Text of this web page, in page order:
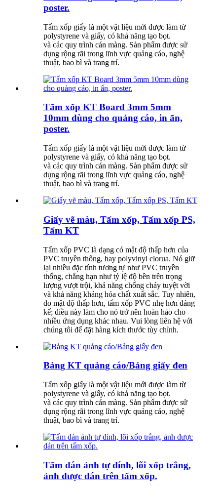
poster.
Tấm xốp giấy là một vật liệu mới được làm từ
polystyrene và giấy, có khả năng tạo bọt.
và các quy trình cán màng. Sản phẩm được sử
dụng rộng rãi trong lĩnh vực quảng cáo, nghệ
thuật, bao bì và trang trí.
Tấm xốp KT Board 3mm 5mm
10mm dùng cho quảng cáo, in ấn,
poster.
Tấm xốp giấy là một vật liệu mới được làm từ
polystyrene và giấy, có khả năng tạo bọt.
và các quy trình cán màng. Sản phẩm được sử
dụng rộng rãi trong lĩnh vực quảng cáo, nghệ
thuật, bao bì và trang trí.
Giấy vẽ màu, Tấm xốp, Tấm xốp PS,
Tấm KT
Tấm xốp PVC là dạng có mật độ thấp hơn của
PVC truyền thống, hay polyvinyl clorua. Nó giữ
lại nhiều đặc tính tương tự như PVC truyền
thống, chẳng hạn như tỷ lệ độ bền trên trọng
lượng vượt trội, khả năng chống cháy tuyệt vời
và khả năng kháng hóa chất xuất sắc. Tuy nhiên,
do mật độ thấp hơn, tấm xốp PVC nhẹ hơn đáng
kể; điều này làm cho nó trở nên hoàn hảo cho
nhiều ứng dụng khác nhau. Vui lòng liên hệ với
chúng tôi để đặt hàng kích thước tùy chỉnh.
Bảng KT quảng cáo/Bảng giấy đen
Tấm xốp giấy là một vật liệu mới được làm từ
polystyrene và giấy, có khả năng tạo bọt.
và các quy trình cán màng. Sản phẩm được sử
dụng rộng rãi trong lĩnh vực quảng cáo, nghệ
thuật, bao bì và trang trí.
Tấm dán ảnh tự dính, lõi xốp trắng,
ảnh được dán trên tấm xốp.